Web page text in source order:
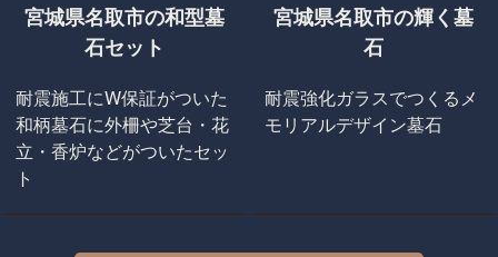
宮城県名取市の和型墓
石セット
耐震施工にW保証がついた
和柄墓石に外柵や芝台・花
立・香炉などがついたセッ
ト
宮城県名取市の輝く墓
石
耐震強化ガラスでつくるメ
モリアルデザイン墓石